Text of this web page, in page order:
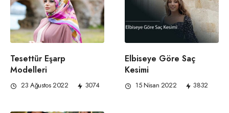
Tesettür Eşarp
Modelleri
23 Ağustos 2022 3074
Elbiseye Göre Saç
Kesimi
15 Nisan 2022 3832